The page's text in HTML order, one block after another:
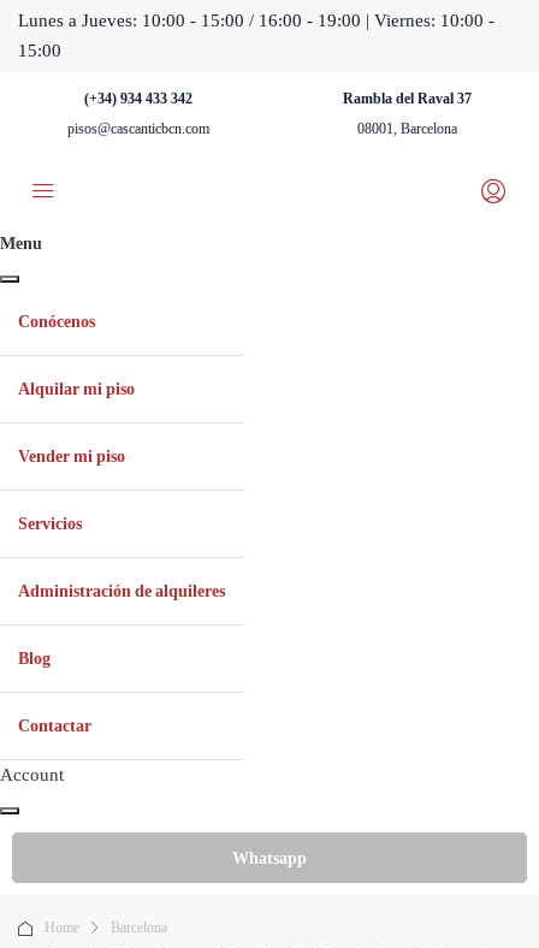
Lunes a Jueves: 10:00 - 15:00 / 16:00 - 19:00 | Viernes: 10:00 -
15:00
(+34) 934 433 342
pisos@cascanticbcn.com
Rambla del Raval 37
08001, Barcelona
Menu
Conócenos
Alquilar mi piso
Vender mi piso
Servicios
Administración de alquileres
Blog
Contactar
Account
Whatsapp
Home
Barcelona